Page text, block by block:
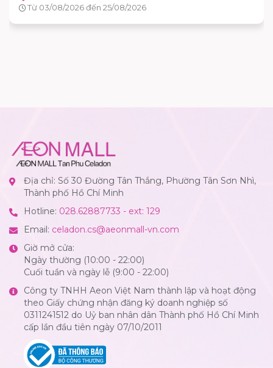
Từ 15/08/2026 đến 16/08/2026
Địa chỉ: Số 30 Đường Tân Thắng, Phường Tân Sơn Nhì,
Thành phố Hồ Chí Minh
Hotline: 028.62887733 - ext: 129
Email: celadon.cs@aeonmall-vn.com
Giờ mở cửa:
Ngày thường (10:00 - 22:00)
Cuối tuần và ngày lễ (9:00 - 22:00)
Công ty TNHH Aeon Việt Nam thành lập và hoạt động
theo Giấy chứng nhận đăng ký doanh nghiệp số
0311241512 do Uỷ ban nhân dân Thành phố Hồ Chí Minh
cấp lần đầu tiên ngày 07/10/2011